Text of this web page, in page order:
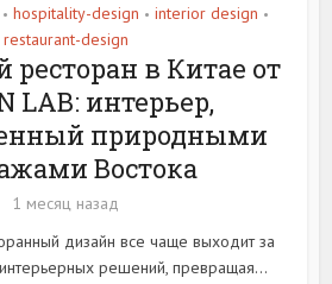
• hospitality-design • interior design •
restaurant-design
в Китае от
LAB: интерьер,
природными
Востока
1 месяц назад
дизайн все чаще выходит за
решений, превращая...